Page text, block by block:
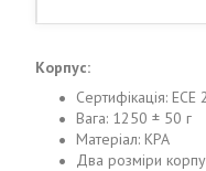
Корпус:
Сертифікація: ECE
Вага: 1250 ± 50 г
Матеріал: KPA
Два розміри